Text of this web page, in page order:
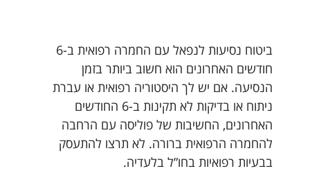
ביטוח נסיעות לנפאל עם החמרה רפואית ב-6
חודשים האחרונים הוא חשוב ביותר בזמן
הנסיעה. אם יש לך היסטוריה רפואית או עברת
ניתוח או בדיקות לא תקינות ב-6 החודשים
האחרונים, החשיבות של פוליסה עם הרחבה
להחמרה הרפואית ברורה. לא תרצו להתעסק
בבעיות רפואיות בחו”ל בלעדיה.